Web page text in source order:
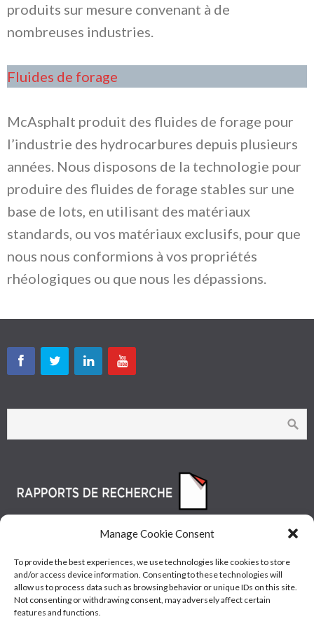
Manage Cookie Consent
To provide the best experiences, we use technologies like cookies to store
and/or access device information. Consenting to these technologies will
allow us to process data such as browsing behavior or unique IDs on this site.
Not consenting or withdrawing consent, may adversely affect certain
features and functions.
produits sur mesure convenant à de
nombreuses industries.
Fluides de forage
McAsphalt produit des fluides de forage pour
l’industrie des hydrocarbures depuis plusieurs
années. Nous disposons de la technologie pour
produire des fluides de forage stables sur une
base de lots, en utilisant des matériaux
standards, ou vos matériaux exclusifs, pour que
nous nous conformions à vos propriétés
rhéologiques ou que nous les dépassions.